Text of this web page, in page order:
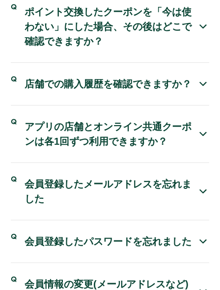
ポイント交換したクーポンを「今は使
わない」にした場合、その後はどこで
確認できますか？
店舗での購入履歴を確認できますか？
アプリの店舗とオンライン共通クーポ
ンは各1回ずつ利用できますか？
会員登録したメールアドレスを忘れま
した
会員登録したパスワードを忘れました
会員情報の変更(メールアドレスなど)